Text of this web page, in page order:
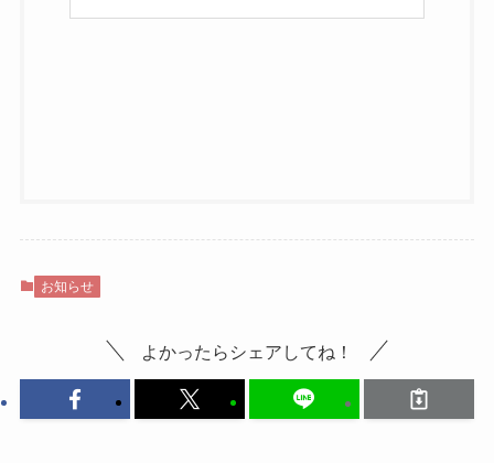
お知らせ
よかったらシェアしてね！